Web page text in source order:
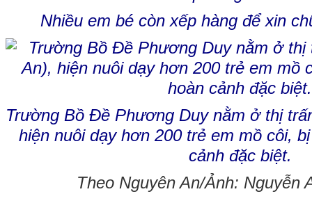
Nhiều em bé còn xếp hàng để xin
Trường Bồ Đề Phương Duy nằm ở thị
hiện nuôi dạy hơn 200 trẻ em mồ côi,
cảnh đặc biệt.
Theo Nguyên An/Ảnh: Nguyễn